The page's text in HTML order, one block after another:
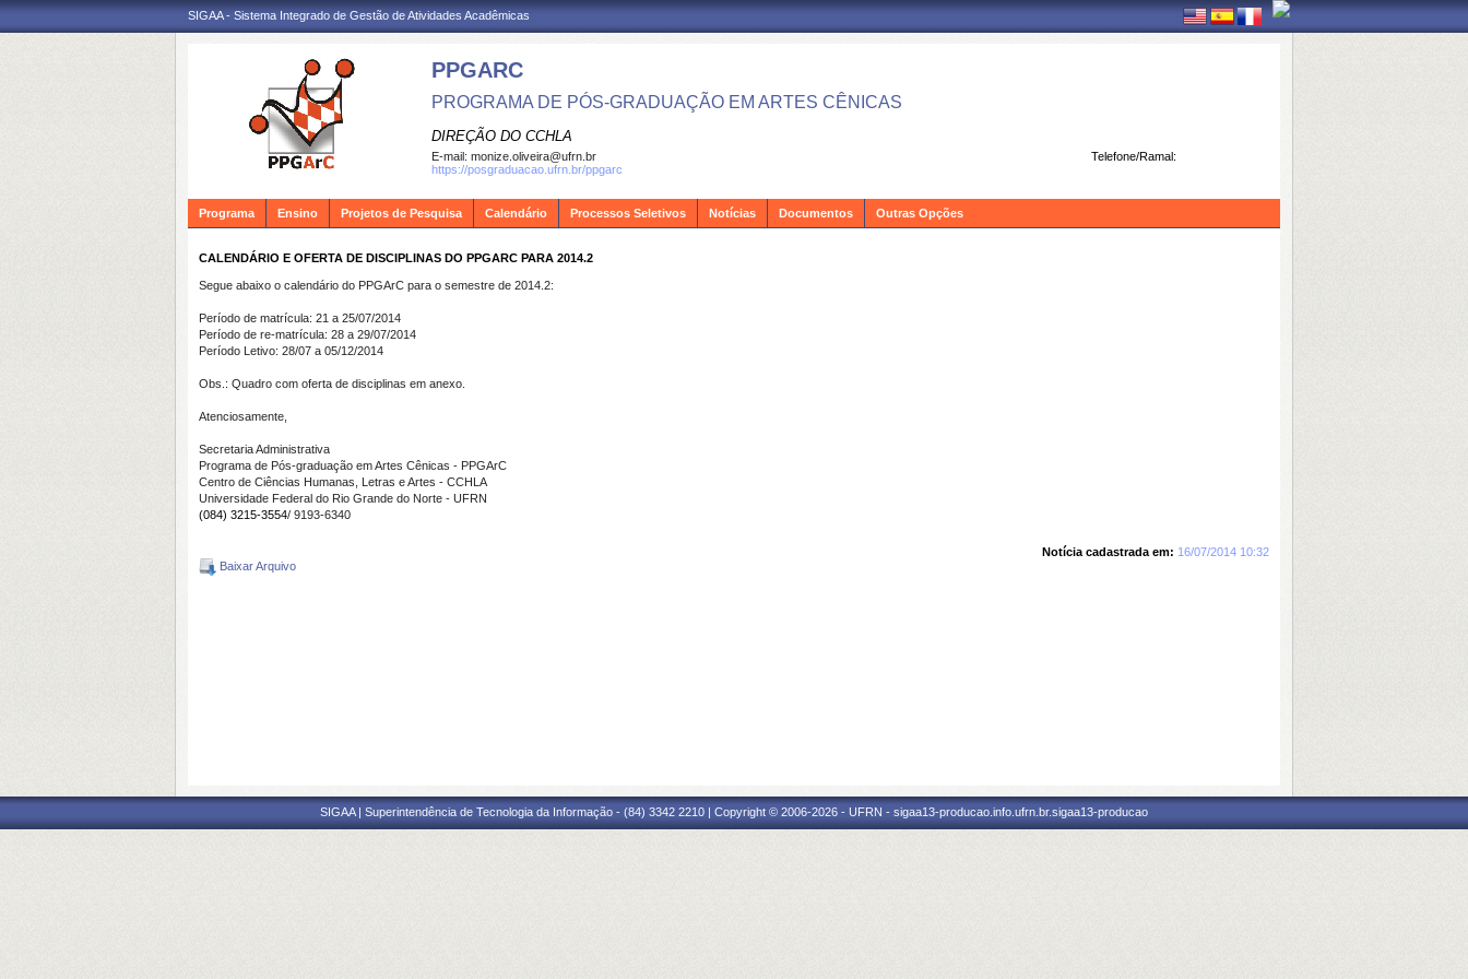
SIGAA - Sistema Integrado de Gestão de Atividades Acadêmicas
PPGARC
PROGRAMA DE PÓS-GRADUAÇÃO EM ARTES CÊNICAS
DIREÇÃO DO CCHLA
Telefone/Ramal:
E-mail: monize.oliveira@ufrn.br
https://posgraduacao.ufrn.br/ppgarc
Programa Ensino Projetos de Pesquisa Calendário Processos Seletivos Notícias Documentos Outras Opções
CALENDÁRIO E OFERTA DE DISCIPLINAS DO PPGARC PARA 2014.2
Segue abaixo o calendário do PPGArC para o semestre de 2014.2:
Período de matrícula: 21 a 25/07/2014
Período de re-matrícula: 28 a 29/07/2014
Período Letivo: 28/07 a 05/12/2014
Obs.: Quadro com oferta de disciplinas em anexo.
Atenciosamente,
Secretaria Administrativa
Programa de Pós-graduação em Artes Cênicas - PPGArC
Centro de Ciências Humanas, Letras e Artes - CCHLA
Universidade Federal do Rio Grande do Norte - UFRN
(084) 3215-3554/ 9193-6340
Notícia cadastrada em: 16/07/2014 10:32
Baixar Arquivo
SIGAA | Superintendência de Tecnologia da Informação - (84) 3342 2210 | Copyright © 2006-2026 - UFRN - sigaa13-producao.info.ufrn.br.sigaa13-producao